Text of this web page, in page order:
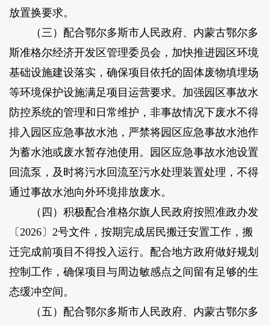
放置换要求。
（三）配合鄂尔多斯市人民政府、内蒙古鄂尔多
斯准格尔经济开发区管理委员会，加快推进园区环境
基础设施建设落实，确保项目依托的固体废物填埋场
等环境保护设施满足项目运营要求。加强园区事故水
防控系统的管理和日常维护，非事故情况下废水不得
排入园区应急事故水池，严禁将园区应急事故水池作
为蓄水池或废水暂存池使用。园区应急事故水池设置
回流泵，及时将污水回流至污水处理装置处理，不得
通过事故水池向外环境排放废水。
（四）积极配合准格尔旗人民政府按照准政办发
〔2026〕2号文件，按期完成居民搬迁安置工作，搬
迁完成前项目不得投入运行。配合地方政府做好规划
控制工作，确保项目与周边敏感点之间留有足够的生
态缓冲空间。
（五）配合鄂尔多斯市人民政府、内蒙古鄂尔多